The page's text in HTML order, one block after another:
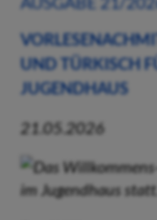
UND TÜRKISCH
JUGENDHAUS
21.05.2026